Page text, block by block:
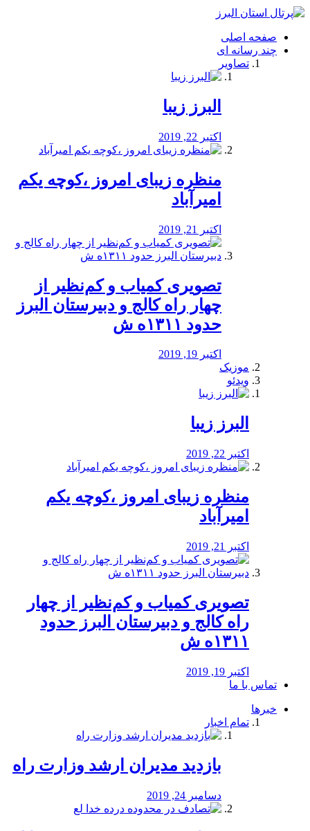
فصد
شرق
تهران
خشکشویی
صفحه اصلی
چند رسانه ای
تصاویر
البرز زیبا
اکتبر 22, 2019
منظره‌‌ زیبای امروز ،کوچه یکم
امیرآباد
اکتبر 21, 2019
️تصویری کمیاب و کم‌نظیر از
چهار راه كالج و دبيرستان البرز
حدود ۱۳۱۱ه ش
اکتبر 19, 2019
موزیک
ویدئو
البرز زیبا
اکتبر 22, 2019
منظره‌‌ زیبای امروز ،کوچه یکم
امیرآباد
اکتبر 21, 2019
️تصویری کمیاب و کم‌نظیر از چهار
راه كالج و دبيرستان البرز حدود
۱۳۱۱ه ش
اکتبر 19, 2019
تماس با ما
خبرها
تمام اخبار
بازدید مدیران ارشد وزارت راه
دسامبر 24, 2019